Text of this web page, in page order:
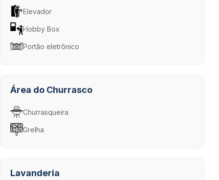
Elevador
Hobby Box
Portão eletrônico
Área do Churrasco
Churrasqueira
Grelha
Lavanderia